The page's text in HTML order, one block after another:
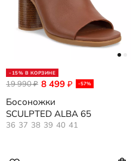
-15% В КОРЗИНЕ
8 499 ₽ -57%
19 990₽
Босоножки
SCULPTED ALBA 65
36 37 38 39 40 41